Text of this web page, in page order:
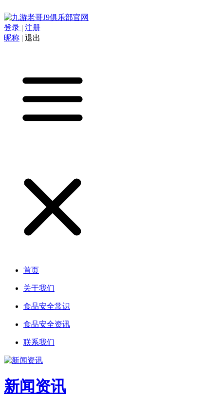
登录 | 注册
昵称 | 退出
首页
关于我们
食品安全常识
食品安全资讯
联系我们
新闻资讯